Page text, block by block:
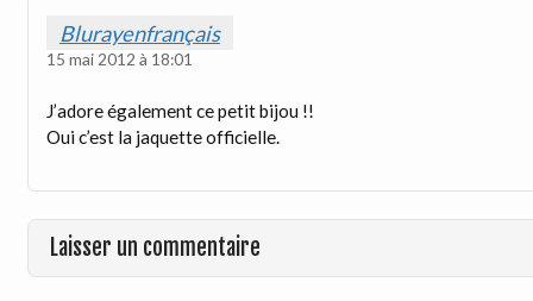
Blurayenfrançais
15 mai 2012 à 18:01
J’adore également ce petit bijou !!
Oui c’est la jaquette officielle.
Laisser un commentaire